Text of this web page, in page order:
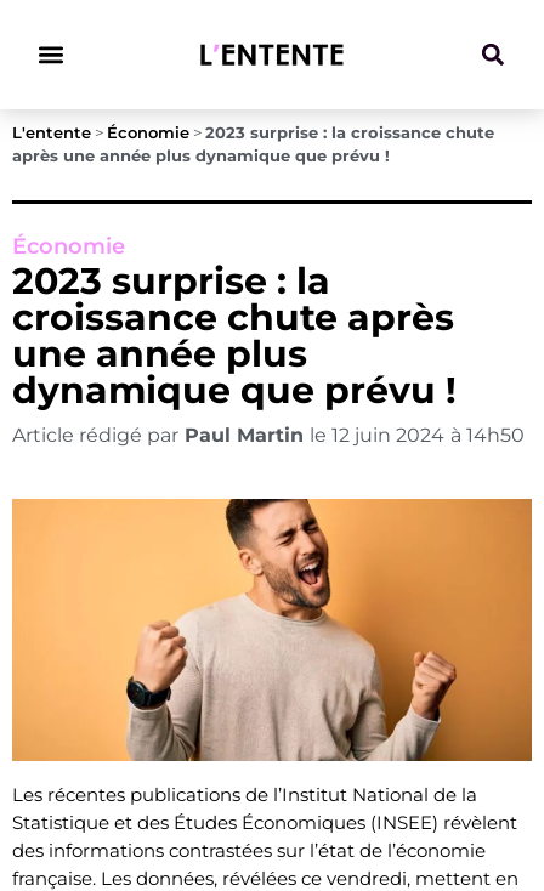
L'entente > Économie > 2023 surprise : la croissance chute
après une année plus dynamique que prévu !
Économie
2023 surprise : la
croissance chute après
une année plus
dynamique que prévu !
Article rédigé par Paul Martin le 12 juin 2024 à 14h50
Les récentes publications de l’Institut National de la
Statistique et des Études Économiques (INSEE) révèlent
des informations contrastées sur l’état de l’économie
française. Les données, révélées ce vendredi, mettent en